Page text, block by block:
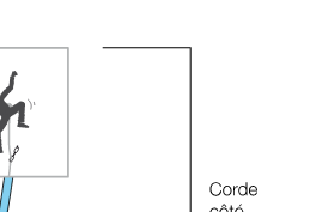
nécessite une
entraînement spécifique. Validez
votre capacité à refaire
seul, en toute sécurité, avant
en autonomie.